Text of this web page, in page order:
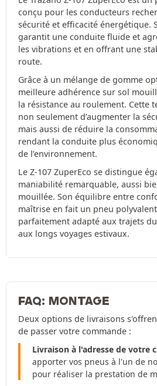
conçu pour les conducteurs
sécurité et efficacité énergétique.
garantit une conduite fluide et
les vibrations et en offrant une
route.
Grâce à un mélange de gomme
meilleure adhérence sur sol
la résistance au roulement. Cette
non seulement d’augmenter la
mais aussi de réduire la
rendant la conduite plus
de l’environnement.
Le Z-107 ZuperEco se distingue
maniabilité remarquable, aussi
mouillée. Son équilibre entre
maîtrise en fait un pneu
parfaitement adapté aux trajets
aux longs voyages estivaux.
FAQ: MONTAGE
Deux options de livraisons
de passer votre commande :
Livraison à l'adresse de votre
apporter vos pneus à l'un de
pour réaliser la prestation de